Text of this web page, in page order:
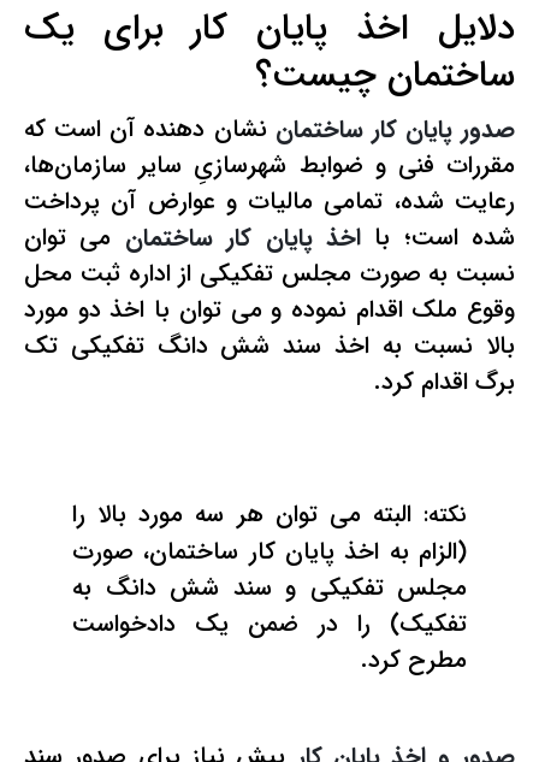
دلایل اخذ پایان کار برای یک
ساختمان چیست؟
صدور پایان کار ساختمان نشان دهنده آن است که
مقررات فنی و ضوابط شهرسازیِ سایر سازمان‌ها،
رعایت شده، تمامی مالیات و عوارض آن پرداخت
شده است؛ با اخذ پایان کار ساختمان می توان
نسبت به صورت مجلس تفکیکی از اداره ثبت محل
وقوع ملک اقدام نموده و می توان با اخذ دو مورد
بالا نسبت به اخذ سند شش دانگ تفکیکی تک
برگ اقدام کرد.
نکته: البته می توان هر سه مورد بالا را
(الزام به اخذ پایان کار ساختمان، صورت
مجلس تفکیکی و سند شش دانگ به
تفکیک‌) را در ضمن یک دادخواست
مطرح کرد.